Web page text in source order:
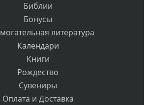
Библии
Бонусы
литература
Календари
Книги
Рождество
Сувениры
Оплата и Доставка